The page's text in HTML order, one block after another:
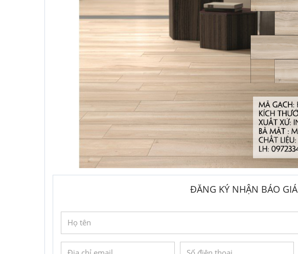
ĐĂNG KÝ NHẬN BÁO GIÁ